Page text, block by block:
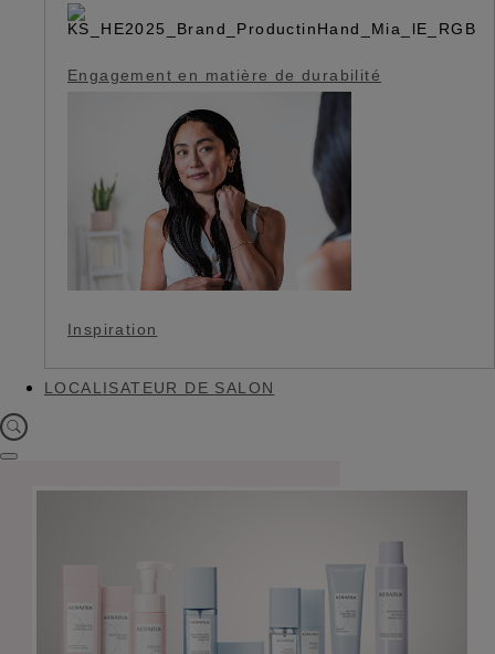
Engagement en matière de durabilité
Inspiration
LOCALISATEUR DE SALON